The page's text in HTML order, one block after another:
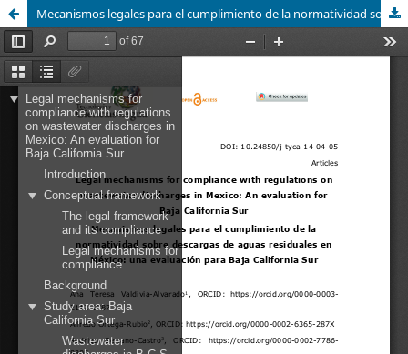
Mecanismos legales para el cumplimiento de la normatividad sobre descargas de aguas residuales en México: una evaluación para Baja California Sur